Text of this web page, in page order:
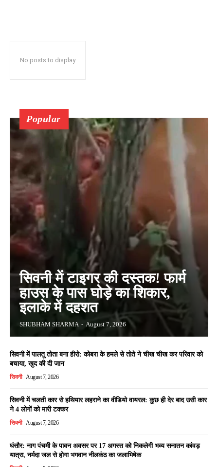
No posts to display
Popular
सिवनी में टाइगर की दस्तक! फार्म
हाउस के पास घोड़े का शिकार,
इलाके में दहशत
SHUBHAM SHARMA - August 7, 2026
सिवनी में पालतू तोता बना हीरो: कोबरा के हमले से तोते ने चीख चीख कर परिवार को
बचाया, खुद की दी जान
सिवनी August 7, 2026
सिवनी में चलती कार से हथियार लहराने का वीडियो वायरल: कुछ ही देर बाद उसी कार
ने 4 लोगों को मारी टक्कर
सिवनी August 7, 2026
घंसौर: नाग पंचमी के पावन अवसर पर 17 अगस्त को निकलेगी भव्य सनातन कांवड़
यात्रा, नर्मदा जल से होगा भगवान नीलकंठ का जलाभिषेक